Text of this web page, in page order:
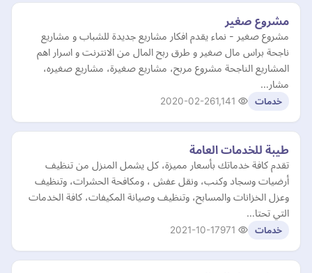
مشروع صغير
مشروع صغير - نماء يقدم افكار مشاريع جديدة للشباب و مشاريع
ناجحة براس مال صغير و طرق ربح المال من الانترنت و اسرار اهم
المشاريع الناجحة مشروع مربح، مشاريع صغيرة، مشاريع صغيره،
مشار…
خدمات 2020-02-26
طيبة للخدمات العامة
تقدم كافة خدماتك بأسعار مميزة، كل يشمل المنزل من تنظيف
أرضيات وسجاد وكنب، ونقل عفش ، ومكافحة الحشرات، وتنظيف
وعزل الخزانات والمسابح، وتنظيف وصيانة المكيفات، كافة الخدمات
التي تحتا…
خدمات 2021-10-17